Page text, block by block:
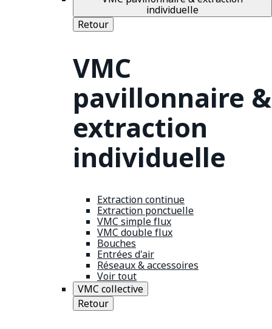
individuelle
Retour
VMC
pavillonnaire &
extraction
individuelle
Extraction continue
Extraction ponctuelle
VMC simple flux
VMC double flux
Bouches
Entrées d'air
Réseaux & accessoires
Voir tout
VMC collective
Retour